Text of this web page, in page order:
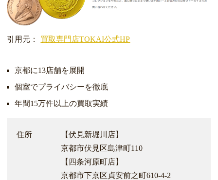
引用元： 買取専門店TOKAI公式HP
京都に13店舗を展開
個室でプライバシーを徹底
年間15万件以上の買取実績
住所
【伏見新堀川店】
京都市伏見区島津町110
【四条河原町店】
京都市下京区貞安前之町610-4-2